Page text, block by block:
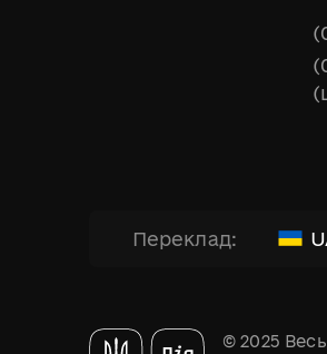
Переклад:
© 2025